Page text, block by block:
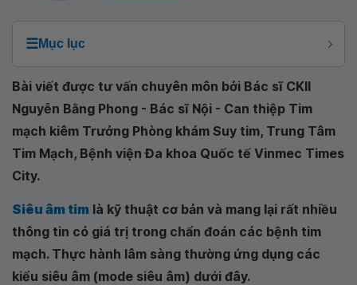
☰Mục lục
Bài viết được tư vấn chuyên môn bởi Bác sĩ CKII
Nguyễn Bằng Phong - Bác sĩ Nội - Can thiệp Tim
mạch kiêm Trưởng Phòng khám Suy tim, Trung Tâm
Tim Mạch, Bệnh viện Đa khoa Quốc tế Vinmec Times
City.
Siêu âm tim là kỹ thuật cơ bản và mang lại rất nhiều
thông tin có giá trị trong chẩn đoán các bệnh tim
mạch. Thực hành lâm sàng thường ứng dụng các
kiểu siêu âm (mode siêu âm) dưới đây.